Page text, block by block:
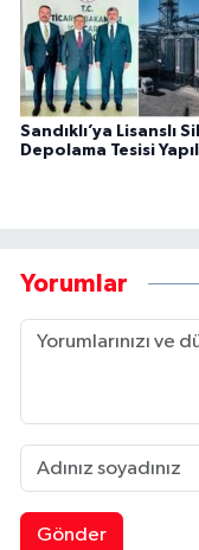
Sandıklı’ya Lisanslı
Depolama Tesisi
Yorumlar
Gönder